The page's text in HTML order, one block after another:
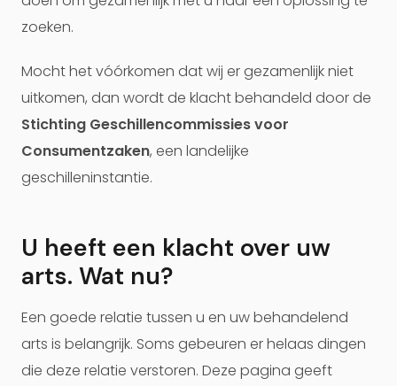
zoeken.
Mocht het vóórkomen dat wij er gezamenlijk niet
uitkomen, dan wordt de klacht behandeld door de
Stichting Geschillencommissies voor
Consumentzaken, een landelijke
geschilleninstantie.
U heeft een klacht over uw
arts. Wat nu?
Een goede relatie tussen u en uw behandelend
arts is belangrijk. Soms gebeuren er helaas dingen
die deze relatie verstoren. Deze pagina geeft